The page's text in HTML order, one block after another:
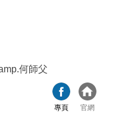
何師父
專頁 官網